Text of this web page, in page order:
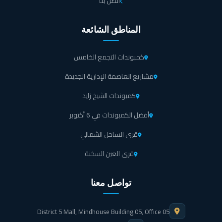
من 15 متر مربع تصل إلى 103 متر مربع، ويصل ارتفاعها إلى
تصل عدد وحداته إلى 35، بينما تبدأ مساحة الوحدات الإدارية
من 34 متر مربع وصولاً إلى 152 متر مربع، ومساحة الوحدات
مول بارك يارد أكتوبر يقدم لك بيئة عمل مصممة بشكل عصري راقي حيث أنه تم الجميع
بين كافة العوامل التي تصب نحو الرفاهية الكاملة و الرقي ونجدها بالفعل داخله حيث
يعطيك فرصة مميزة للحصول على وحدة مثلى تحقق من خلالها بالدعم الكامل الارباح
التي تحلم بها، وتتمثل تلك المزايا فيما يلي:
المناطق الشائعة
كمبوندات التجمع الخامس
مشاريع العاصمة الإدارية الجديدة
كمبوندات الشيخ زايد
أفضل الكمبوندات في 6 أكتوبر
قرى الساحل الشمالي
قرى العين السخنة
تواصل معنا
District 5 Mall, Mindhouse Building 05, Office 05